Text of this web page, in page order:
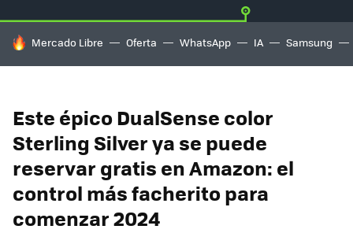
HOY SE HABLA DE
Mercado Libre Oferta WhatsApp IA Samsung
Este épico DualSense color
Sterling Silver ya se puede
reservar gratis en Amazon: el
control más facherito para
comenzar 2024